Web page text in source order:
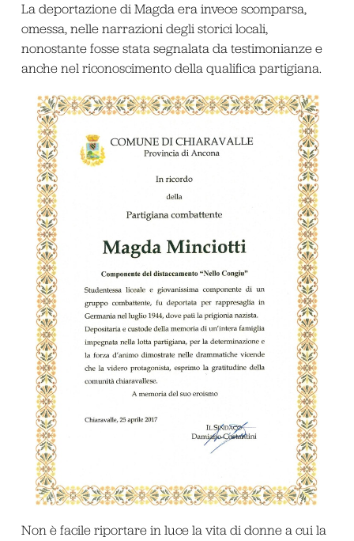
La deportazione di Magda era invece scomparsa,
omessa, nelle narrazioni degli storici locali,
nonostante fosse stata segnalata da testimonianze e
anche nel riconoscimento della qualifica partigiana.
Non è facile riportare in luce la vita di donne a cui la